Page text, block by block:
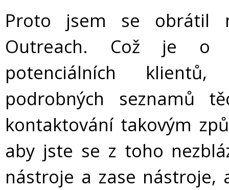
Proto jsem se obrátil
Outreach. Což je o
potenciálních
podrobných seznamů
kontaktování takovým
aby jste se z toho
nástroje a zase